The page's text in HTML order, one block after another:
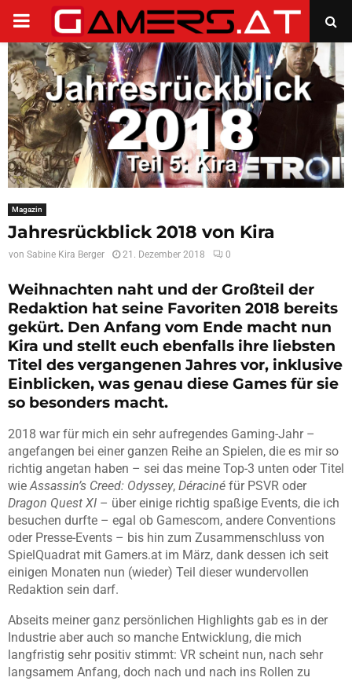
PRIMARY
MENU
Magazin
Jahresrückblick 2018 von Kira
von Sabine Kira Berger 21. Dezember 2018 0
Weihnachten naht und der Großteil der
Redaktion hat seine Favoriten 2018 bereits
gekürt. Den Anfang vom Ende macht nun
Kira und stellt euch ebenfalls ihre liebsten
Titel des vergangenen Jahres vor, inklusive
Einblicken, was genau diese Games für sie
so besonders macht.
2018 war für mich ein sehr aufregendes Gaming-Jahr –
angefangen bei einer ganzen Reihe an Spielen, die es mir so
richtig angetan haben – sei das meine Top-3 unten oder Titel
wieAssassin’s Creed: Odyssey, Déraciné für PSVR oder
Dragon Quest XI – über einige richtig spaßige Events, die ich
besuchen durfte – egal ob Gamescom, andere Conventions
oder Presse-Events – bis hin zum Zusammenschluss von
SpielQuadrat mit Gamers.at im März, dank dessen ich seit
einigen Monaten nun (wieder) Teil dieser wundervollen
Redaktion sein darf.
Abseits meiner ganz persönlichen Highlights gab es in der
Industrie aber auch so manche Entwicklung, die mich
langfristig sehr positiv stimmt: VR scheint nun, nach sehr
langsamem Anfang, doch nach und nach ins Rollen zu